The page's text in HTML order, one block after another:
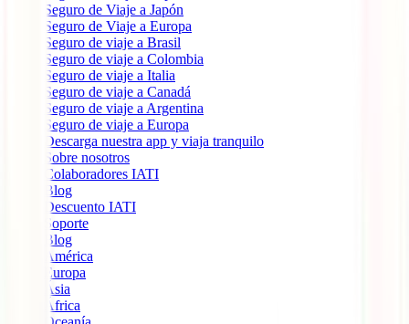
Seguro de Viaje a Japón
Seguro de Viaje a Europa
Seguro de viaje a Brasil
Seguro de viaje a Colombia
Seguro de viaje a Italia
Seguro de viaje a Canadá
Seguro de viaje a Argentina
Seguro de viaje a Europa
Descarga nuestra app y viaja tranquilo
Sobre nosotros
Colaboradores IATI
Blog
Descuento IATI
Soporte
Blog
América
Europa
Ásia
África